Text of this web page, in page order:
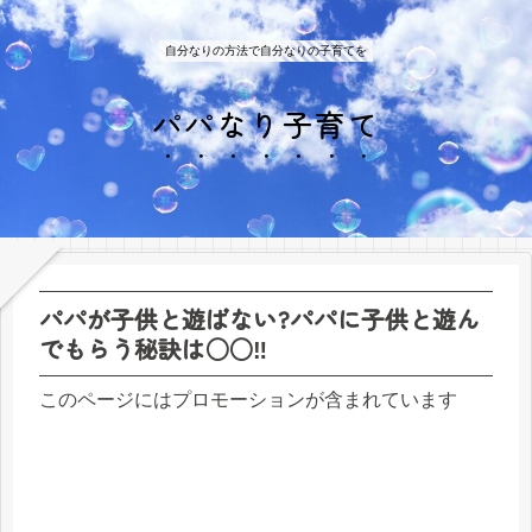
自分なりの方法で自分なりの子育てを
パパなり子育て
パパが子供と遊ばない?パパに子供と遊ん
でもらう秘訣は○○‼
このページにはプロモーションが含まれています